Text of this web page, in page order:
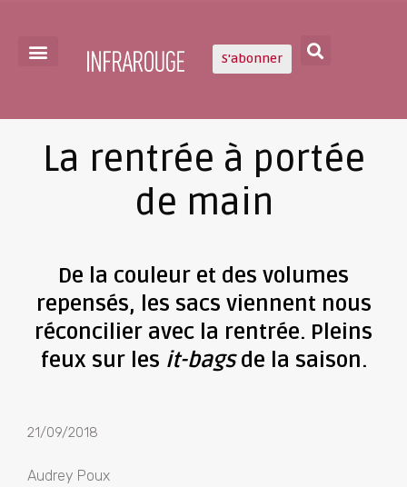
S'abonner
La rentrée à portée
de main
De la couleur et des volumes
repensés, les sacs viennent nous
réconcilier avec la rentrée. Pleins
feux sur les it-bagsde la saison.
21/09/2018
Audrey Poux